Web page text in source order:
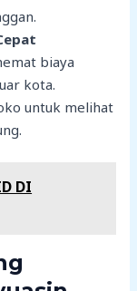
biaya
kota.
untuk melihat
DI